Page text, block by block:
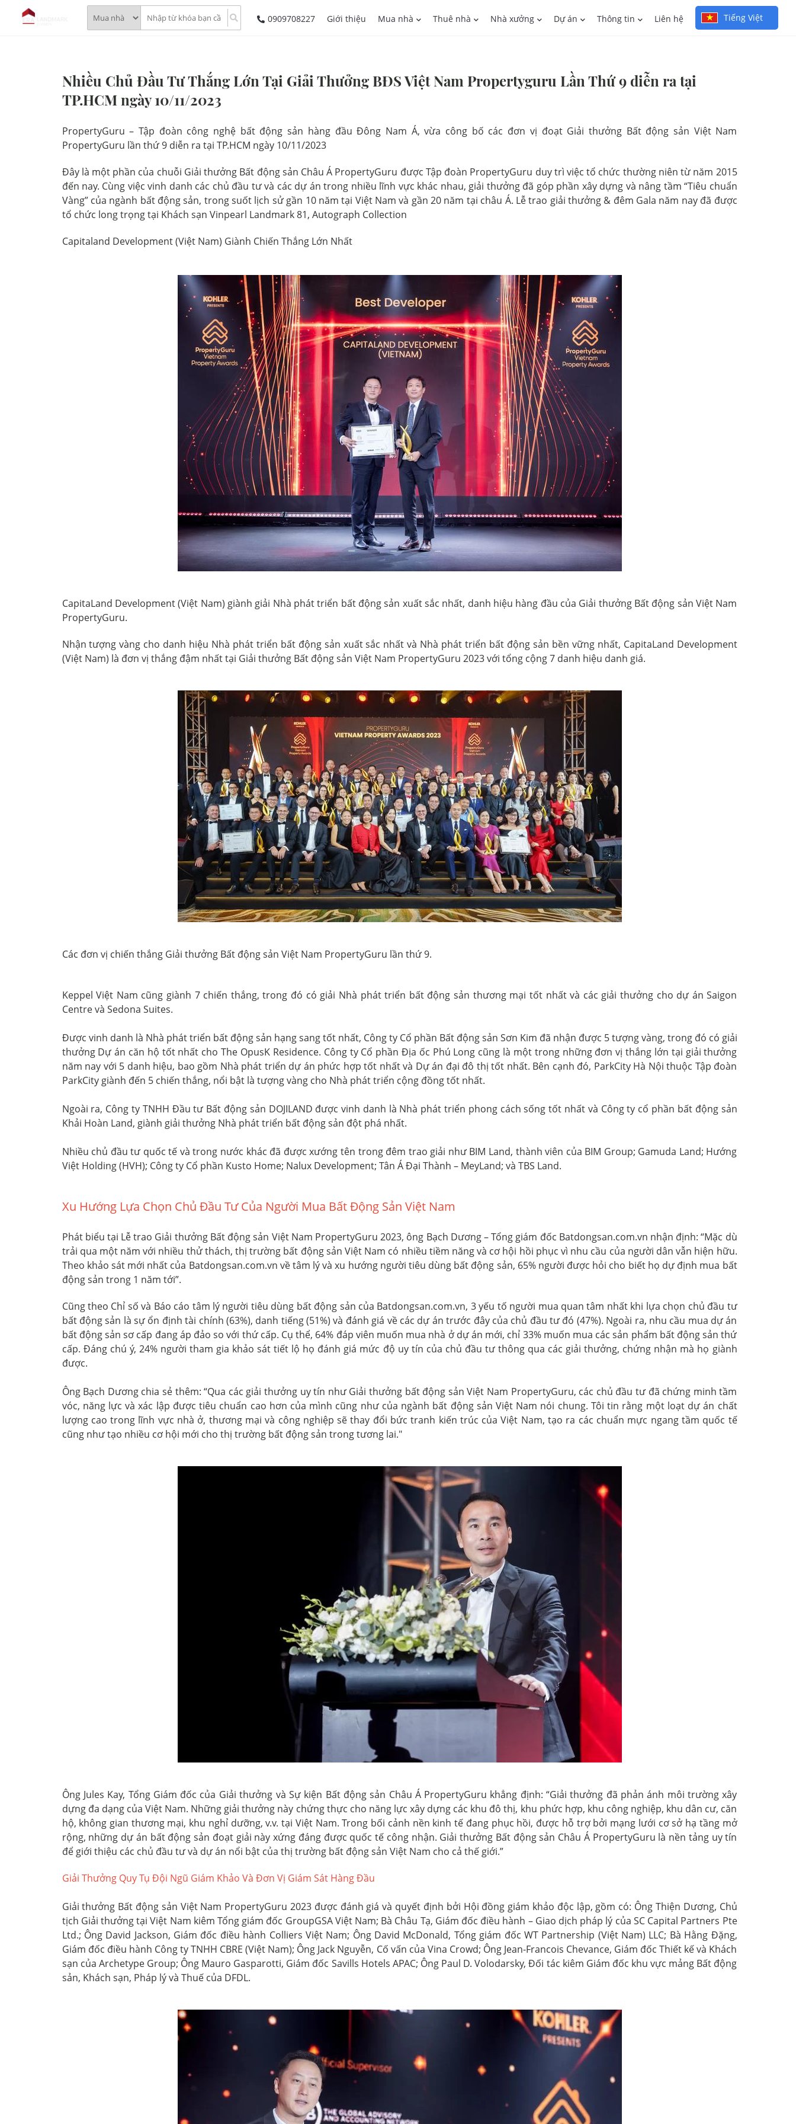
0909708227 Giới thiệu Mua nhà Thuê nhà Nhà xưởng Dự án Thông tin Liên hệ Tiếng Việt
Nhiều Chủ Đầu Tư Thắng Lớn Tại Giải Thưởng BĐS Việt Nam Propertyguru Lần Thứ 9 diễn ra tại
TP.HCM ngày 10/11/2023
PropertyGuru – Tập đoàn công nghệ bất động sản hàng đầu Đông Nam Á, vừa công bố các đơn vị đoạt Giải thưởng Bất động sản Việt Nam
PropertyGuru lần thứ 9 diễn ra tại TP.HCM ngày 10/11/2023
Đây là một phần của chuỗi Giải thưởng Bất động sản Châu Á PropertyGuru được Tập đoàn PropertyGuru duy trì việc tổ chức thường niên từ năm 2015
đến nay. Cùng việc vinh danh các chủ đầu tư và các dự án trong nhiều lĩnh vực khác nhau, giải thưởng đã góp phần xây dựng và nâng tầm “Tiêu chuẩn
Vàng” của ngành bất động sản, trong suốt lịch sử gần 10 năm tại Việt Nam và gần 20 năm tại châu Á. Lễ trao giải thưởng & đêm Gala năm nay đã được
tổ chức long trọng tại Khách sạn Vinpearl Landmark 81, Autograph Collection
Capitaland Development (Việt Nam) Giành Chiến Thắng Lớn Nhất
CapitaLand Development (Việt Nam) giành giải Nhà phát triển bất động sản xuất sắc nhất, danh hiệu hàng đầu của Giải thưởng Bất động sản Việt Nam
PropertyGuru.
Nhận tượng vàng cho danh hiệu Nhà phát triển bất động sản xuất sắc nhất và Nhà phát triển bất động sản bền vững nhất, CapitaLand Development
(Việt Nam) là đơn vị thắng đậm nhất tại Giải thưởng Bất động sản Việt Nam PropertyGuru 2023 với tổng cộng 7 danh hiệu danh giá.
Các đơn vị chiến thắng Giải thưởng Bất động sản Việt Nam PropertyGuru lần thứ 9.
Keppel Việt Nam cũng giành 7 chiến thắng, trong đó có giải Nhà phát triển bất động sản thương mại tốt nhất và các giải thưởng cho dự án Saigon
Centre và Sedona Suites.
Được vinh danh là Nhà phát triển bất động sản hạng sang tốt nhất, Công ty Cổ phần Bất động sản Sơn Kim đã nhận được 5 tượng vàng, trong đó có giải
thưởng Dự án căn hộ tốt nhất cho The OpusK Residence. Công ty Cổ phần Địa ốc Phú Long cũng là một trong những đơn vị thắng lớn tại giải thưởng
năm nay với 5 danh hiệu, bao gồm Nhà phát triển dự án phức hợp tốt nhất và Dự án đại đô thị tốt nhất. Bên cạnh đó, ParkCity Hà Nội thuộc Tập đoàn
ParkCity giành đến 5 chiến thắng, nổi bật là tượng vàng cho Nhà phát triển cộng đồng tốt nhất.
Ngoài ra, Công ty TNHH Đầu tư Bất động sản DOJILAND được vinh danh là Nhà phát triển phong cách sống tốt nhất và Công ty cổ phần bất động sản
Khải Hoàn Land, giành giải thưởng Nhà phát triển bất động sản đột phá nhất.
Nhiều chủ đầu tư quốc tế và trong nước khác đã được xướng tên trong đêm trao giải như BIM Land, thành viên của BIM Group; Gamuda Land; Hướng
Việt Holding (HVH); Công ty Cổ phần Kusto Home; Nalux Development; Tân Á Đại Thành – MeyLand; và TBS Land.
Xu Hướng Lựa Chọn Chủ Đầu Tư Của Người Mua Bất Động Sản Việt Nam
Phát biểu tại Lễ trao Giải thưởng Bất động sản Việt Nam PropertyGuru 2023, ông Bạch Dương – Tổng giám đốc Batdongsan.com.vn nhận định: “Mặc dù
trải qua một năm với nhiều thử thách, thị trường bất động sản Việt Nam có nhiều tiềm năng và cơ hội hồi phục vì nhu cầu của người dân vẫn hiện hữu.
Theo khảo sát mới nhất của Batdongsan.com.vn về tâm lý và xu hướng người tiêu dùng bất động sản, 65% người được hỏi cho biết họ dự định mua bất
động sản trong 1 năm tới”.
Cũng theo Chỉ số và Báo cáo tâm lý người tiêu dùng bất động sản của Batdongsan.com.vn, 3 yếu tố người mua quan tâm nhất khi lựa chọn chủ đầu tư
bất động sản là sự ổn định tài chính (63%), danh tiếng (51%) và đánh giá về các dự án trước đây của chủ đầu tư đó (47%). Ngoài ra, nhu cầu mua dự án
bất động sản sơ cấp đang áp đảo so với thứ cấp. Cụ thể, 64% đáp viên muốn mua nhà ở dự án mới, chỉ 33% muốn mua các sản phẩm bất động sản thứ
cấp. Đáng chú ý, 24% người tham gia khảo sát tiết lộ họ đánh giá mức độ uy tín của chủ đầu tư thông qua các giải thưởng, chứng nhận mà họ giành
được.
Ông Bạch Dương chia sẻ thêm: “Qua các giải thưởng uy tín như Giải thưởng bất động sản Việt Nam PropertyGuru, các chủ đầu tư đã chứng minh tầm
vóc, năng lực và xác lập được tiêu chuẩn cao hơn của mình cũng như của ngành bất động sản Việt Nam nói chung. Tôi tin rằng một loạt dự án chất
lượng cao trong lĩnh vực nhà ở, thương mại và công nghiệp sẽ thay đổi bức tranh kiến trúc của Việt Nam, tạo ra các chuẩn mực ngang tầm quốc tế
cũng như tạo nhiều cơ hội mới cho thị trường bất động sản trong tương lai."
Ông Jules Kay, Tổng Giám đốc của Giải thưởng và Sự kiện Bất động sản Châu Á PropertyGuru khẳng định: “Giải thưởng đã phản ánh môi trường xây
dựng đa dạng của Việt Nam. Những giải thưởng này chứng thực cho năng lực xây dựng các khu đô thị, khu phức hợp, khu công nghiệp, khu dân cư, căn
hộ, không gian thương mại, khu nghỉ dưỡng, v.v. tại Việt Nam. Trong bối cảnh nền kinh tế đang phục hồi, được hỗ trợ bởi mạng lưới cơ sở hạ tầng mở
rộng, những dự án bất động sản đoạt giải này xứng đáng được quốc tế công nhận. Giải thưởng Bất động sản Châu Á PropertyGuru là nền tảng uy tín
để giới thiệu các chủ đầu tư và dự án nổi bật của thị trường bất động sản Việt Nam cho cả thế giới.”
Giải Thưởng Quy Tụ Đội Ngũ Giám Khảo Và Đơn Vị Giám Sát Hàng Đầu
Giải thưởng Bất động sản Việt Nam PropertyGuru 2023 được đánh giá và quyết định bởi Hội đồng giám khảo độc lập, gồm có: Ông Thiện Dương, Chủ
tịch Giải thưởng tại Việt Nam kiêm Tổng giám đốc GroupGSA Việt Nam; Bà Châu Tạ, Giám đốc điều hành – Giao dịch pháp lý của SC Capital Partners Pte
Ltd.; Ông David Jackson, Giám đốc điều hành Colliers Việt Nam; Ông David McDonald, Tổng giám đốc WT Partnership (Việt Nam) LLC; Bà Hằng Đặng,
Giám đốc điều hành Công ty TNHH CBRE (Việt Nam); Ông Jack Nguyễn, Cố vấn của Vina Crowd; Ông Jean-Francois Chevance, Giám đốc Thiết kế và Khách
sạn của Archetype Group; Ông Mauro Gasparotti, Giám đốc Savills Hotels APAC; Ông Paul D. Volodarsky, Đối tác kiêm Giám đốc khu vực mảng Bất động
sản, Khách sạn, Pháp lý và Thuế của DFDL.